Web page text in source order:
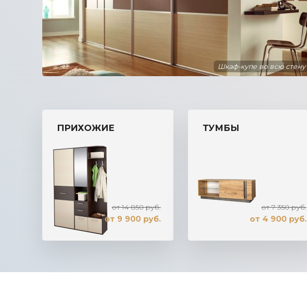
Шкаф-купе во всю стену
ПРИХОЖИЕ
от 14 850 руб.
от 9 900 руб.
ТУМБЫ
от 7 350 руб.
от 4 900 руб.